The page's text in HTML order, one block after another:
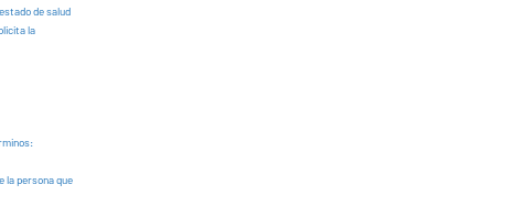
de salud
la
la persona que